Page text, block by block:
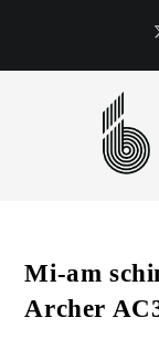
Mi-am
Archer